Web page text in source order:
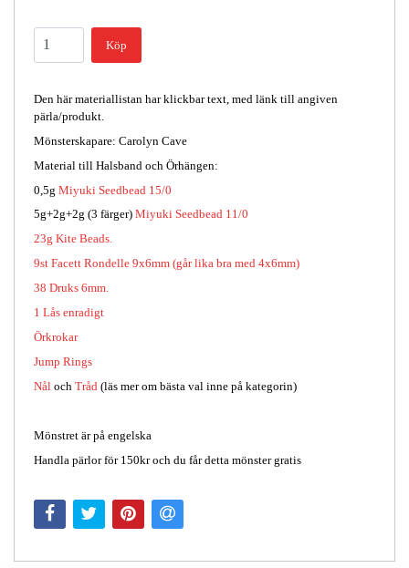
Köp
Den här materiallistan har klickbar text, med länk till angiven
pärla/produkt.
Mönsterskapare: Carolyn Cave
Material till Halsband och Örhängen:
0,5g Miyuki Seedbead 15/0
5g+2g+2g (3 färger) Miyuki Seedbead 11/0
23g Kite Beads.
9st Facett Rondelle 9x6mm (går lika bra med 4x6mm)
38 Druks 6mm.
1 Lås enradigt
Örkrokar
Jump Rings
Nål och Tråd (läs mer om bästa val inne på kategorin)
Mönstret är på engelska
Handla pärlor för 150kr och du får detta mönster gratis